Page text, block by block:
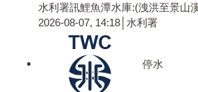
水利署訊鯉魚潭水庫:(洩洪至景山
2026-08-07, 14:18│水利署
停水